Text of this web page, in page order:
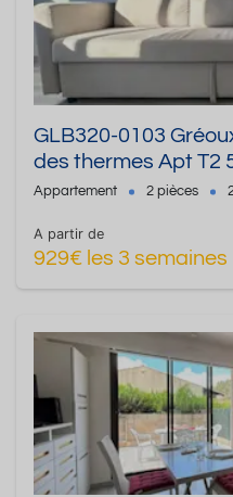
GLB320-0103
des thermes Apt T2
personnes
Appartement 2 pièces
A partir de
929€ les 3 semaines